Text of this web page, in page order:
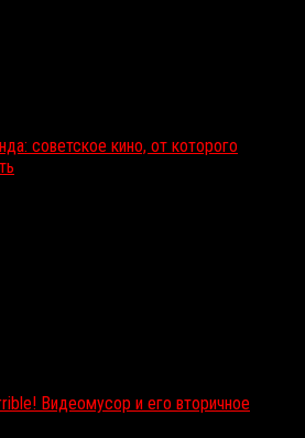
советское кино, от которого
Видеомусор и его вторичное